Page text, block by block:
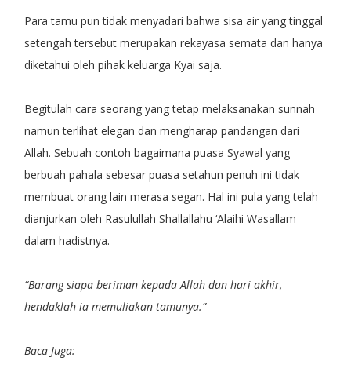
Para tamu pun tidak menyadari bahwa sisa air yang tinggal
setengah tersebut merupakan rekayasa semata dan hanya
diketahui oleh pihak keluarga Kyai saja.
Begitulah cara seorang yang tetap melaksanakan sunnah
namun terlihat elegan dan mengharap pandangan dari
Allah. Sebuah contoh bagaimana puasa Syawal yang
berbuah pahala sebesar puasa setahun penuh ini tidak
membuat orang lain merasa segan. Hal ini pula yang telah
dianjurkan oleh Rasulullah Shallallahu ‘Alaihi Wasallam
dalam hadistnya.
“Barang siapa beriman kepada Allah dan hari akhir,
hendaklah ia memuliakan tamunya.”
Baca Juga: